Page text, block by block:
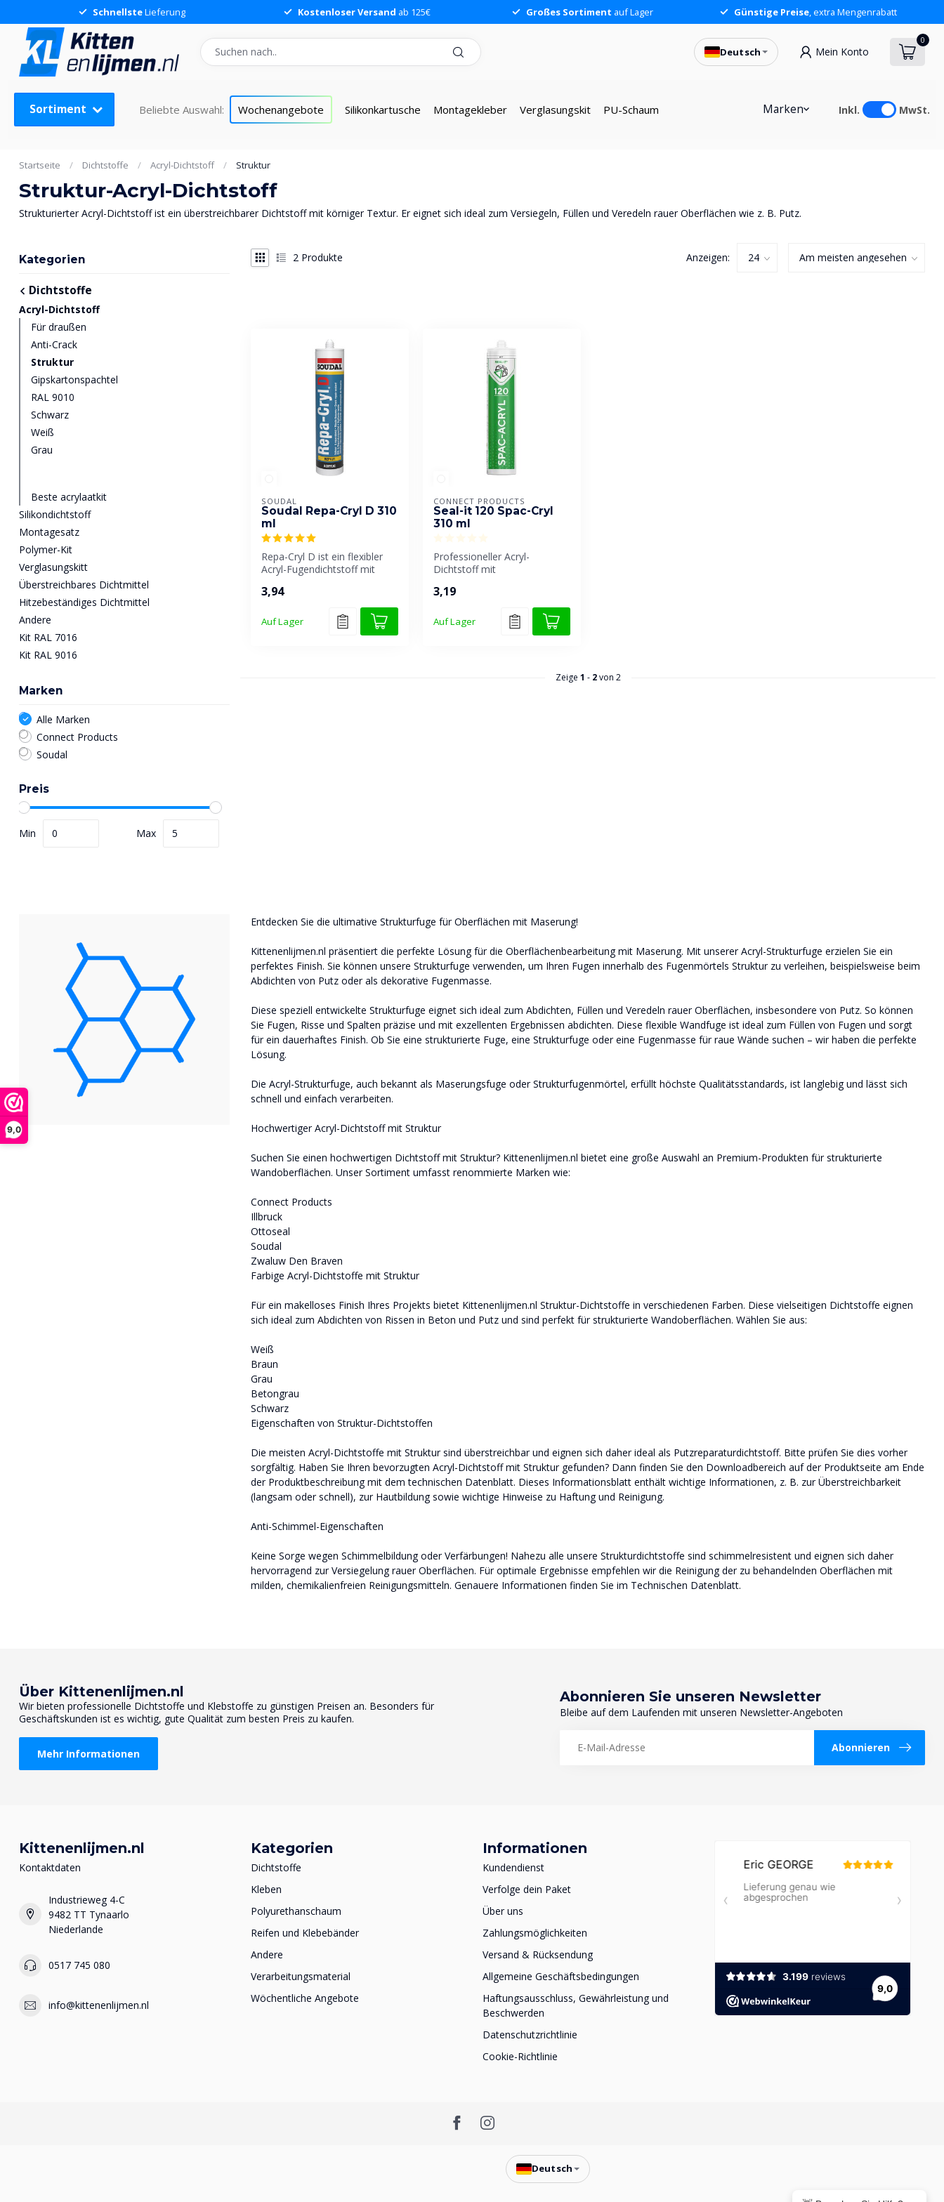
9,0
SchnellsteLieferung Kostenloser Versand ab 125€ Großes Sortiment auf Lager Günstige Preise, extra Mengenrabatt
Deutsch Mein Konto
0
Sortiment Beliebte Auswahl: Wochenangebote Silikonkartusche Montagekleber Verglasungskit PU-Schaum Marken Inkl. MwSt.
Startseite / Dichtstoffe / Acryl-Dichtstoff / Struktur
Struktur-Acryl-Dichtstoff
Strukturierter Acryl-Dichtstoff ist ein überstreichbarer Dichtstoff mit körniger Textur. Er eignet sich ideal zum Versiegeln, Füllen und Veredeln rauer Oberflächen wie z. B. Putz.
Kategorien
Dichtstoffe
Acryl-Dichtstoff
Für draußen
Anti-Crack
Struktur
Gipskartonspachtel
RAL 9010
Schwarz
Weiß
Grau
Beste acrylaatkit
Silikondichtstoff
Montagesatz
Polymer-Kit
Verglasungskitt
Überstreichbares Dichtmittel
Hitzebeständiges Dichtmittel
Andere
Kit RAL 7016
Kit RAL 9016
Marken
Alle Marken
Connect Products
Soudal
Preis
Min Max
2 Produkte Anzeigen:
SOUDAL
Soudal Repa-Cryl D 310
ml
Repa-Cryl D ist ein flexibler
Acryl-Fugendichtstoff mit
3,94
Auf Lager
CONNECT PRODUCTS
Seal-it 120 Spac-Cryl
310 ml
Professioneller Acryl-
Dichtstoff mit
Überstreichbar und bildet...
3,19
Auf Lager
Zeige 1 - 2von 2
Entdecken Sie die ultimative Strukturfuge für Oberflächen mit Maserung!
Kittenenlijmen.nl präsentiert die perfekte Lösung für die Oberflächenbearbeitung mit Maserung. Mit unserer Acryl-Strukturfuge erzielen Sie ein
perfektes Finish. Sie können unsere Strukturfuge verwenden, um Ihren Fugen innerhalb des Fugenmörtels Struktur zu verleihen, beispielsweise beim
Abdichten von Putz oder als dekorative Fugenmasse.
Diese speziell entwickelte Strukturfuge eignet sich ideal zum Abdichten, Füllen und Veredeln rauer Oberflächen, insbesondere von Putz. So können
Sie Fugen, Risse und Spalten präzise und mit exzellenten Ergebnissen abdichten. Diese flexible Wandfuge ist ideal zum Füllen von Fugen und sorgt
für ein dauerhaftes Finish. Ob Sie eine strukturierte Fuge, eine Strukturfuge oder eine Fugenmasse für raue Wände suchen – wir haben die perfekte
Lösung.
Die Acryl-Strukturfuge, auch bekannt als Maserungsfuge oder Strukturfugenmörtel, erfüllt höchste Qualitätsstandards, ist langlebig und lässt sich
schnell und einfach verarbeiten.
Hochwertiger Acryl-Dichtstoff mit Struktur
Suchen Sie einen hochwertigen Dichtstoff mit Struktur? Kittenenlijmen.nl bietet eine große Auswahl an Premium-Produkten für strukturierte
Wandoberflächen. Unser Sortiment umfasst renommierte Marken wie:
Connect Products
Illbruck
Ottoseal
Soudal
Zwaluw Den Braven
Farbige Acryl-Dichtstoffe mit Struktur
Für ein makelloses Finish Ihres Projekts bietet Kittenenlijmen.nl Struktur-Dichtstoffe in verschiedenen Farben. Diese vielseitigen Dichtstoffe eignen
sich ideal zum Abdichten von Rissen in Beton und Putz und sind perfekt für strukturierte Wandoberflächen. Wählen Sie aus:
Weiß
Braun
Grau
Betongrau
Schwarz
Eigenschaften von Struktur-Dichtstoffen
Die meisten Acryl-Dichtstoffe mit Struktur sind überstreichbar und eignen sich daher ideal als Putzreparaturdichtstoff. Bitte prüfen Sie dies vorher
sorgfältig. Haben Sie Ihren bevorzugten Acryl-Dichtstoff mit Struktur gefunden? Dann finden Sie den Downloadbereich auf der Produktseite am Ende
der Produktbeschreibung mit dem technischen Datenblatt. Dieses Informationsblatt enthält wichtige Informationen, z. B. zur Überstreichbarkeit
(langsam oder schnell), zur Hautbildung sowie wichtige Hinweise zu Haftung und Reinigung.
Anti-Schimmel-Eigenschaften
Keine Sorge wegen Schimmelbildung oder Verfärbungen! Nahezu alle unsere Strukturdichtstoffe sind schimmelresistent und eignen sich daher
hervorragend zur Versiegelung rauer Oberflächen. Für optimale Ergebnisse empfehlen wir die Reinigung der zu behandelnden Oberflächen mit
milden, chemikalienfreien Reinigungsmitteln. Genauere Informationen finden Sie im Technischen Datenblatt.
Über Kittenenlijmen.nl
Wir bieten professionelle Dichtstoffe und Klebstoffe zu günstigen Preisen an. Besonders für
Geschäftskunden ist es wichtig, gute Qualität zum besten Preis zu kaufen.
Mehr Informationen
Abonnieren Sie unseren Newsletter
Bleibe auf dem Laufenden mit unseren Newsletter-Angeboten
Abonnieren
Kittenenlijmen.nl
Kontaktdaten
Industrieweg 4-C
9482 TT Tynaarlo
Niederlande
0517 745 080
info@kittenenlijmen.nl
Kategorien
Dichtstoffe
Kleben
Polyurethanschaum
Reifen und Klebebänder
Andere
Verarbeitungsmaterial
Wöchentliche Angebote
Informationen
Kundendienst
Verfolge dein Paket
Über uns
Zahlungsmöglichkeiten
Versand & Rücksendung
Allgemeine Geschäftsbedingungen
Haftungsausschluss, Gewährleistung und
Beschwerden
Datenschutzrichtlinie
Cookie-Richtlinie
Deutsch